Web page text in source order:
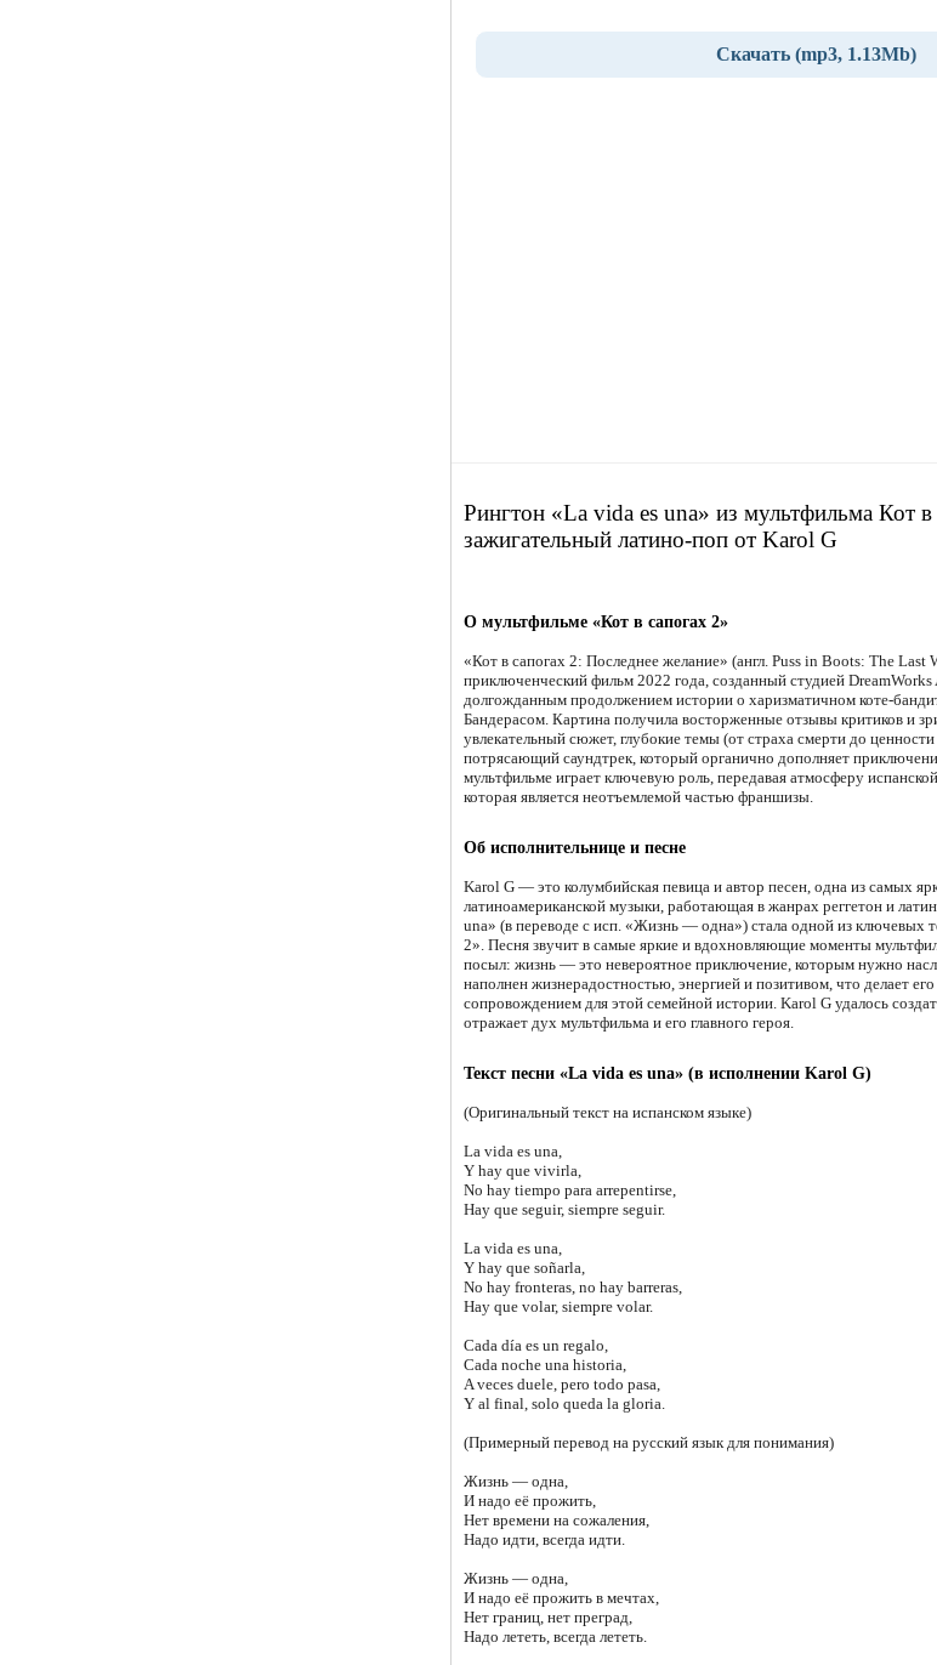
Скачать (mp3, 1.13Mb)
Рингтон «La vida es una» из мультфильма Кот в
зажигательный латино-поп от Karol G
О мультфильме «Кот в сапогах 2»
«Кот в сапогах 2: Последнее желание» (англ. Puss in Boots: The
приключенческий фильм 2022 года, созданный студией
долгожданным продолжением истории о харизматичном коте-
Бандерасом. Картина получила восторженные отзывы критиков и
увлекательный сюжет, глубокие темы (от страха смерти до
потрясающий саундтрек, который органично дополняет
мультфильме играет ключевую роль, передавая атмосферу
которая является неотъемлемой частью франшизы.
Об исполнительнице и песне
Karol G — это колумбийская певица и автор песен, одна из самых
латиноамериканской музыки, работающая в жанрах реггетон и
una» (в переводе с исп. «Жизнь — одна») стала одной из ключевых
2». Песня звучит в самые яркие и вдохновляющие моменты
посыл: жизнь — это невероятное приключение, которым нужно
наполнен жизнерадостностью, энергией и позитивом, что делает
сопровождением для этой семейной истории. Karol G удалось
отражает дух мультфильма и его главного героя.
Текст песни «La vida es una» (в исполнении Karol G)
(Оригинальный текст на испанском языке)
La vida es una,
Y hay que vivirla,
No hay tiempo para arrepentirse,
Hay que seguir, siempre seguir.
La vida es una,
Y hay que soñarla,
No hay fronteras, no hay barreras,
Hay que volar, siempre volar.
Cada día es un regalo,
Cada noche una historia,
A veces duele, pero todo pasa,
Y al final, solo queda la gloria.
(Примерный перевод на русский язык для понимания)
Жизнь — одна,
И надо её прожить,
Нет времени на сожаления,
Надо идти, всегда идти.
Жизнь — одна,
И надо её прожить в мечтах,
Нет границ, нет преград,
Надо лететь, всегда лететь.